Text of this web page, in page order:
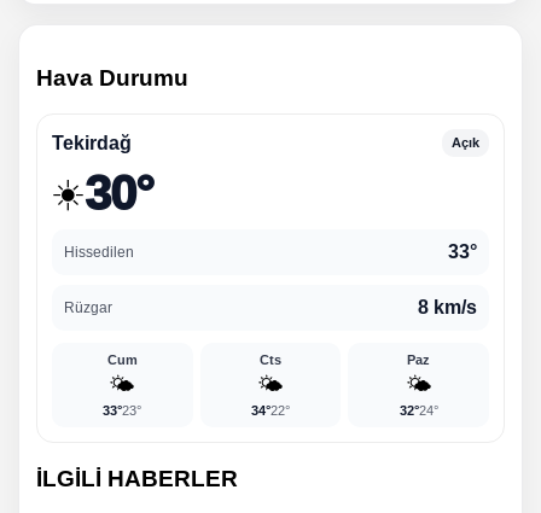
Hava Durumu
Tekirdağ Açık
☀️30°
Hissedilen 33°
Rüzgar 8 km/s
Cum
🌤️
33°23°
Cts
🌤️
34°22°
Paz
🌤️
32°24°
İLGİLİ HABERLER